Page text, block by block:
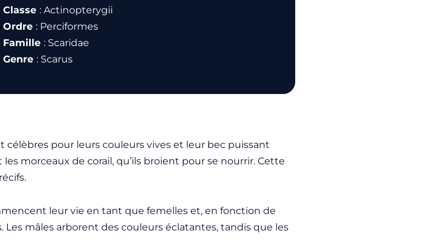
Classe : Actinopterygii
Ordre : Perciformes
Famille : Scaridae
Genre : Scarus
célèbres pour leurs couleurs vives et leur bec puissant
morceaux de corail, qu’ils broient pour se nourrir. Cette
leur vie en tant que femelles et, en fonction de
mâles arborent des couleurs éclatantes, tandis que les